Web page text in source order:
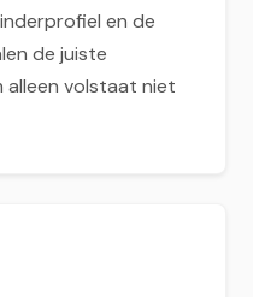
en de
de juiste
alleen volstaat niet